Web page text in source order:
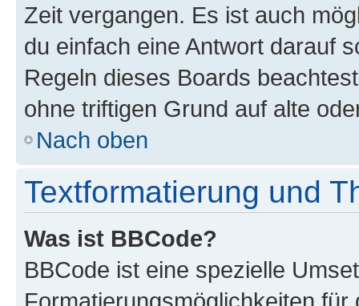
Zeit vergangen. Es ist auch
du einfach eine Antwort darauf
Regeln dieses Boards
ohne triftigen Grund auf alte
Nach oben
Textformatierung und
Was ist BBCode?
BBCode ist eine spezielle
Formatierungsmöglichkeiten